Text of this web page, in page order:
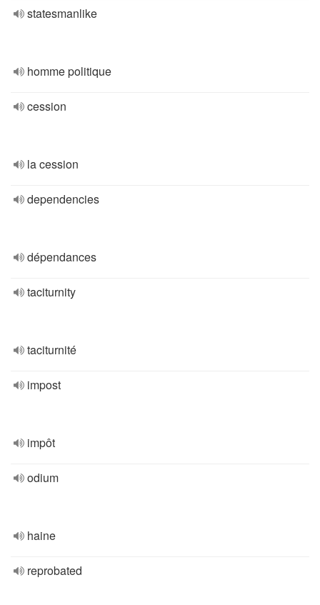
statesmanlike
homme politique
cession
la cession
dependencies
dépendances
taciturnity
taciturnité
impost
impôt
odium
haine
reprobated